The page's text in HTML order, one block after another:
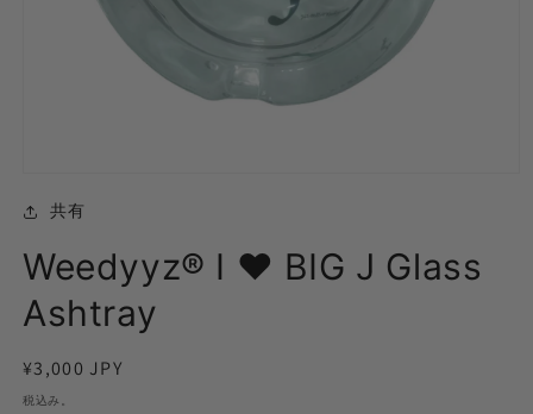
ー
で
デ
(1)
を
共有
Weedyyz®︎ I ♥ BIG J Glass
Ashtray
通
常
¥3,000 JPY
税込み。